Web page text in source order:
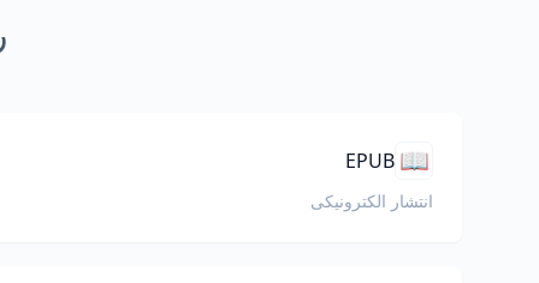
📖
EPUB
انتشار الکترونیکی